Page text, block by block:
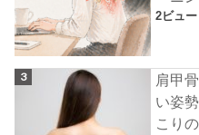
2ビュー
肩甲
い姿
こり